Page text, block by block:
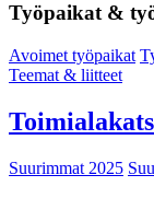
Työpaikat &
Avoimet työpaikat
Teemat & liitteet
Suurimmat 2025